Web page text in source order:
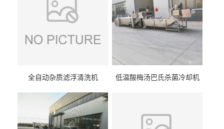
全自动杂质滤浮清洗机 低温酸梅汤巴氏杀菌冷却机